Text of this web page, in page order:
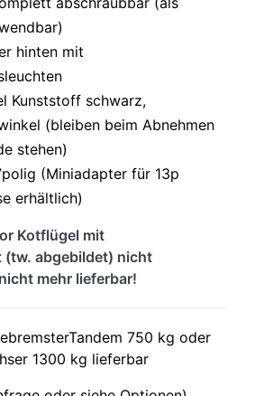
hinten mit
Kunststoff schwarz,
(bleiben beim Abnehmen
stehen)
(Miniadapter für 13p
erhältlich)
Kotflügel mit
(tw. abgebildet) nicht
mehr lieferbar!
750 kg oder
1300 kg lieferbar